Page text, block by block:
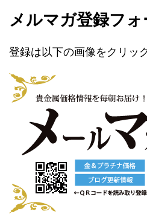
メルマガ登録フォ
登録は以下の画像をクリ